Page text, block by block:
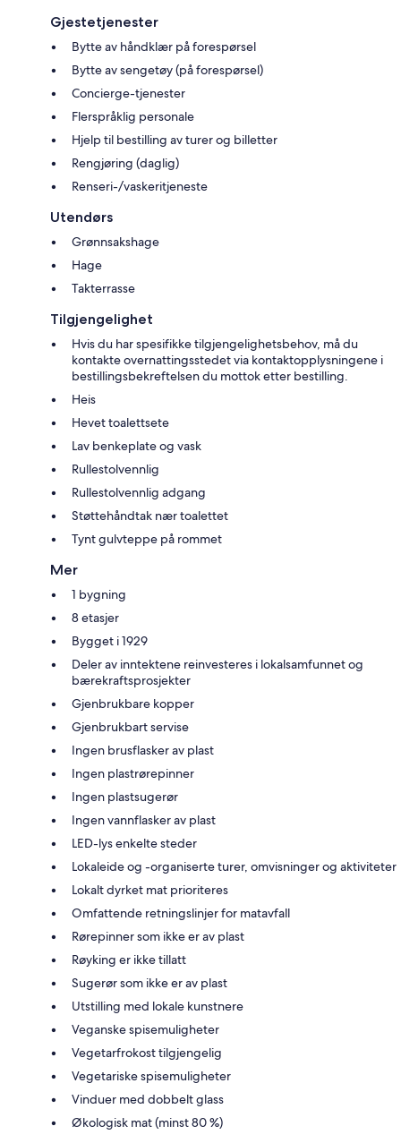
Gjestetjenester
Bytte av håndklær på forespørsel
Bytte av sengetøy (på forespørsel)
Concierge-tjenester
Flerspråklig personale
Hjelp til bestilling av turer og billetter
Rengjøring (daglig)
Renseri-/vaskeritjeneste
Utendørs
Grønnsakshage
Hage
Takterrasse
Tilgjengelighet
Hvis du har spesifikke tilgjengelighetsbehov, må du
kontakte overnattingsstedet via kontaktopplysningene i
bestillingsbekreftelsen du mottok etter bestilling.
Heis
Hevet toalettsete
Lav benkeplate og vask
Rullestolvennlig
Rullestolvennlig adgang
Støttehåndtak nær toalettet
Tynt gulvteppe på rommet
Mer
1 bygning
8 etasjer
Bygget i 1929
Deler av inntektene reinvesteres i lokalsamfunnet og
bærekraftsprosjekter
Gjenbrukbare kopper
Gjenbrukbart servise
Ingen brusflasker av plast
Ingen plastrørepinner
Ingen plastsugerør
Ingen vannflasker av plast
LED-lys enkelte steder
Lokaleide og -organiserte turer, omvisninger og aktiviteter
Lokalt dyrket mat prioriteres
Omfattende retningslinjer for matavfall
Rørepinner som ikke er av plast
Røyking er ikke tillatt
Sugerør som ikke er av plast
Utstilling med lokale kunstnere
Veganske spisemuligheter
Vegetarfrokost tilgjengelig
Vegetariske spisemuligheter
Vinduer med dobbelt glass
Økologisk mat (minst 80 %)